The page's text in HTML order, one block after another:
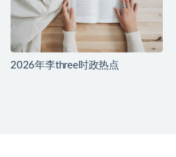
2026年李three时政热点